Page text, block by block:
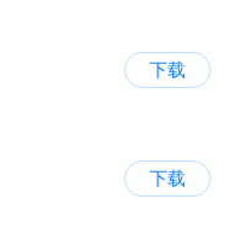
下载
下载